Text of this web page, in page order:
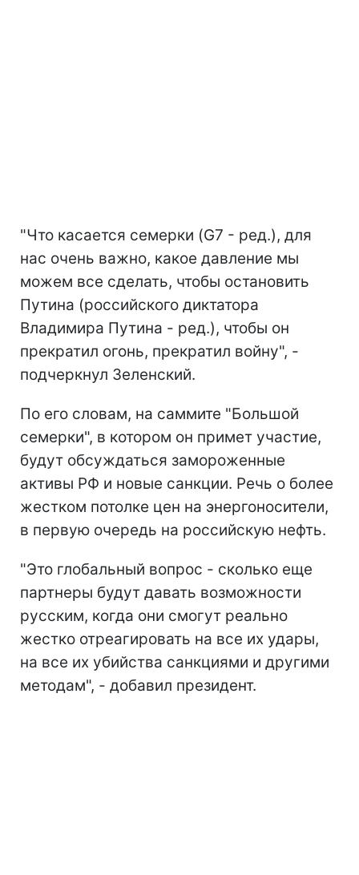
"Что касается семерки (G7 - ред.), для
нас очень важно, какое давление мы
можем все сделать, чтобы остановить
Путина (российского диктатора
Владимира Путина - ред.), чтобы он
прекратил огонь, прекратил войну", -
подчеркнул Зеленский.
По его словам, на саммите "Большой
семерки", в котором он примет участие,
будут обсуждаться замороженные
активы РФ и новые санкции. Речь о более
жестком потолке цен на энергоносители,
в первую очередь на российскую нефть.
"Это глобальный вопрос - сколько еще
партнеры будут давать возможности
русским, когда они смогут реально
жестко отреагировать на все их удары,
на все их убийства санкциями и другими
методам", - добавил президент.